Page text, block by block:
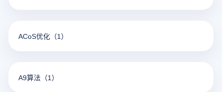
ACoS优化 （1）
A9算法 （1）